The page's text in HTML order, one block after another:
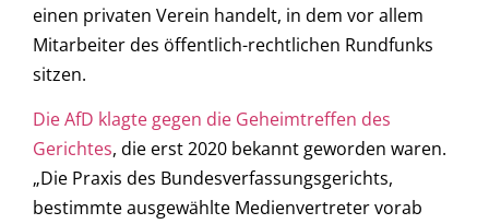
einen privaten Verein handelt, in dem vor allem
Mitarbeiter des öffentlich-rechtlichen Rundfunks
sitzen.
Die AfD klagte gegen die Geheimtreffen des
Gerichtes, die erst 2020 bekannt geworden waren.
„Die Praxis des Bundesverfassungsgerichts,
bestimmte ausgewählte Medienvertreter vorab